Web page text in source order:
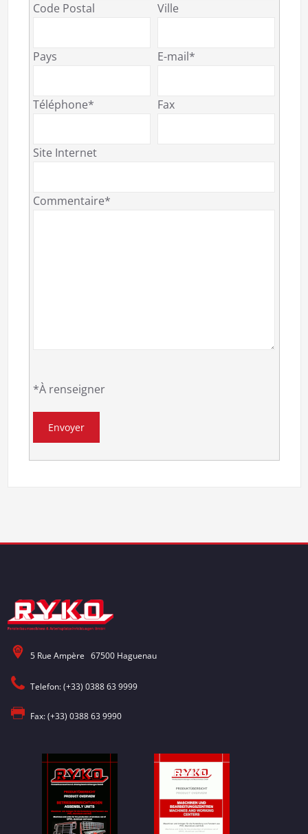
Code Postal Ville
Pays E-mail*
Téléphone* Fax
Site Internet
Commentaire*
*À renseigner
5 Rue Ampère 67500 Haguenau
Telefon: (+33) 0388 63 9999
Fax: (+33) 0388 63 9990